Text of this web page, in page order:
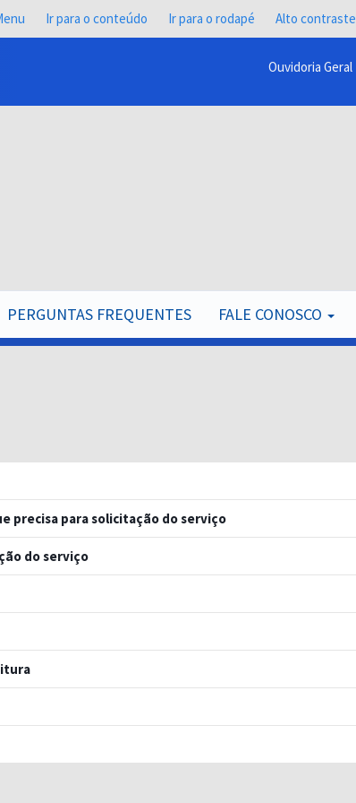
Ir para o conteúdo Ir para o rodapé Alto contraste
Menu
Barra
Ouvidoria Geral
PERGUNTAS FREQUENTES FALE CONOSCO
precisa para solicitação do serviço
do serviço